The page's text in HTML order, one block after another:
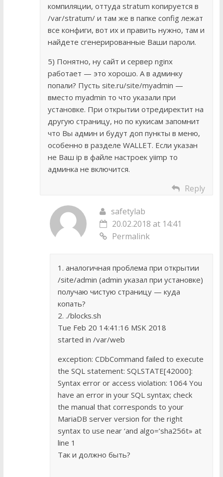
компиляции, оттуда stratum копируется в
/var/stratum/ и там же в папке config лежат
все конфиги, вот их и править нужно, там и
найдете сгенерированные Ваши пароли.
5) Понятно, ну сайт и сервер nginx
работает — это хорошо. А в админку
попали? Пусть site.ru/site/myadmin —
вместо myadmin то что указали при
установке. При открытии отредиректит на
другую страницу, но по кукисам запомнит
что Вы админ и будут доп пункты в меню,
особенно в разделе WALLET. Если указан
не Ваш ip в файле настроек yiimp то
админка не включится.
Reply
safetylab
20.02.2018 at 14:41
Permalink
1. аналогичная проблема при открытии
/site/admin (admin указал при установке)
получаю чистую страницу — куда
копать?
2. ./blocks.sh
Tue Feb 20 14:41:16 MSK 2018
started in /var/web
exception: CDbCommand failed to execute
the SQL statement: SQLSTATE[42000]:
Syntax error or access violation: 1064 You
have an error in your SQL syntax; check
the manual that corresponds to your
MariaDB server version for the right
syntax to use near ‘and algo=’sha256t» at
line 1
Так и должно быть?